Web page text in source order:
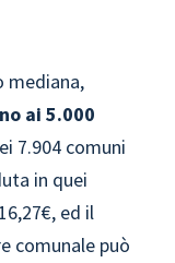
mediana,
ai 5.000
7.904 comuni
in quei
ed il
comunale può